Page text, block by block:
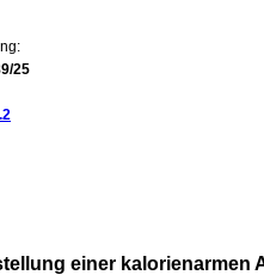
25
einer